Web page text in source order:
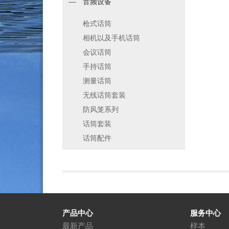
音频设备
枪式话筒
相机以及手机话筒
会议话筒
手持话筒
测量话筒
无线话筒套装
防风笼系列
话筒套装
话筒配件
产品中心
最新产品
服务中心
样本